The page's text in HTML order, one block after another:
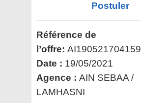
Postuler
Référence de
l’offre: AI190521704159
Date : 19/05/2021
Agence : AIN SEBAA /
LAMHASNI